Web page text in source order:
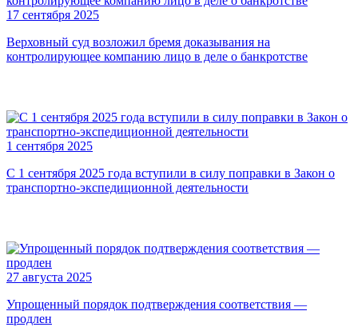
17 сентября 2025
Верховный суд возложил бремя доказывания на
контролирующее компанию лицо в деле о банкротстве
1 сентября 2025
С 1 сентября 2025 года вступили в силу поправки в Закон о
транспортно-экспедиционной деятельности
27 августа 2025
Упрощенный порядок подтверждения соответствия —
продлен